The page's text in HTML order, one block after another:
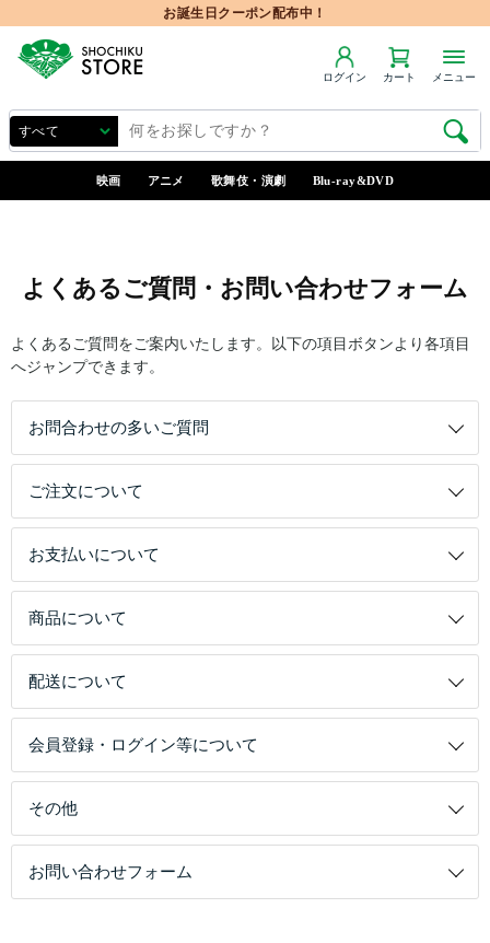
お誕生日クーポン配布中！
ログイン カート メニュー
映画 アニメ 歌舞伎・演劇 Blu-ray&DVD
よくあるご質問・お問い合わせフォーム
よくあるご質問をご案内いたします。以下の項目ボタンより各項目
へジャンプできます。
お問合わせの多いご質問
ご注文について
お支払いについて
商品について
配送について
会員登録・ログイン等について
その他
お問い合わせフォーム